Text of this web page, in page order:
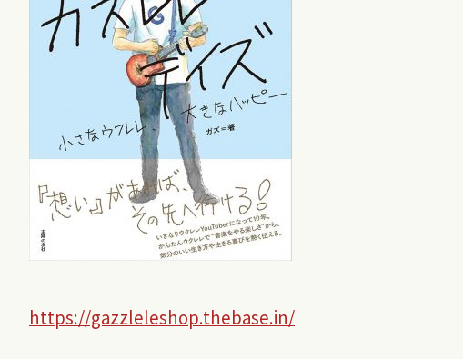
https://gazzleleshop.thebase.in/